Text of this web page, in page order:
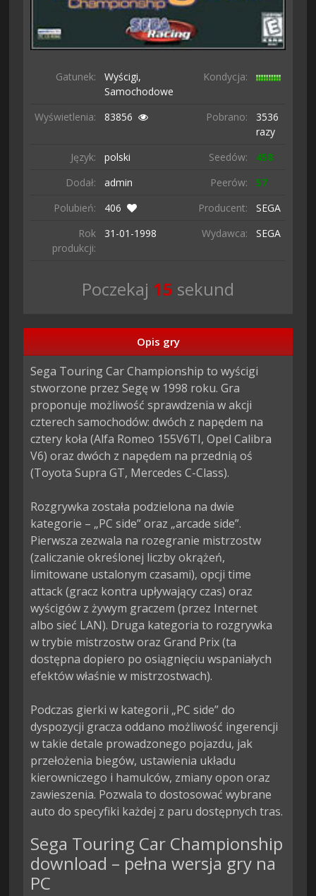
Gatunek:
Wyścigi,
Samochodowe
Kondycja:
Wyświetlenia: 83856 Pobrano:
3536
razy
Język:
polski Seedów:
458
Dodał:
admin Peerów:
57
Polubień:
406 Producent:
SEGA
Rok
produkcji:
31-01-1998 Wydawca: SEGA
Poczekaj 14 sekund
Opis gry
Sega Touring Car Championship to wyścigi
stworzone przez Segę w 1998 roku. Gra
proponuje możliwość sprawdzenia w akcji
czterech samochodów: dwóch z napędem na
cztery koła (Alfa Romeo 155V6TI, Opel Calibra
V6) oraz dwóch z napędem na przednią oś
(Toyota Supra GT, Mercedes C-Class).
Rozgrywka została podzielona na dwie
kategorie – „PC side” oraz „arcade side”.
Pierwsza zezwala na rozegranie mistrzostw
(zaliczanie określonej liczby okrążeń,
limitowane ustalonym czasami), opcji time
attack (gracz kontra upływający czas) oraz
wyścigów z żywym graczem (przez Internet
albo sieć LAN). Druga kategoria to rozgrywka
w trybie mistrzostw oraz Grand Prix (ta
dostępna dopiero po osiągnięciu wspaniałych
efektów właśnie w mistrzostwach).
Podczas gierki w kategorii „PC side” do
dyspozycji gracza oddano możliwość ingerencji
w takie detale prowadzonego pojazdu, jak
przełożenia biegów, ustawienia układu
kierowniczego i hamulców, zmiany opon oraz
zawieszenia. Pozwala to dostosować wybrane
auto do specyfiki każdej z paru dostępnych tras.
Sega Touring Car Championship
download – pełna wersja gry na
PC